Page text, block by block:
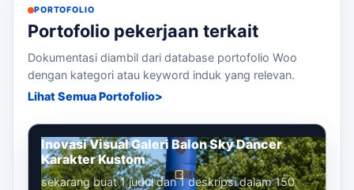
PORTOFOLIO
Portofolio pekerjaan terkait
Dokumentasi diambil dari database portofolio Woo
dengan kategori atau keyword induk yang relevan.
Lihat Semua Portofolio
Inovasi Visual Galeri Balon Sky Dancer
Karakter Kustom
sekarang buat 1 judul dan 1 deskripsi dalam 150